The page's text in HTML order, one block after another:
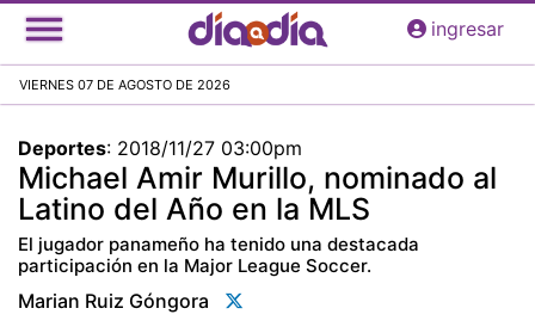
Pasar
al
principal
ingresar
VIERNES 07 DE AGOSTO DE 2026
Deportes: 2018/11/27 03:00pm
Michael Amir Murillo, nominado al
Latino del Año en la MLS
El jugador panameño ha tenido una destacada
participación en la Major League Soccer.
Marian Ruiz Góngora